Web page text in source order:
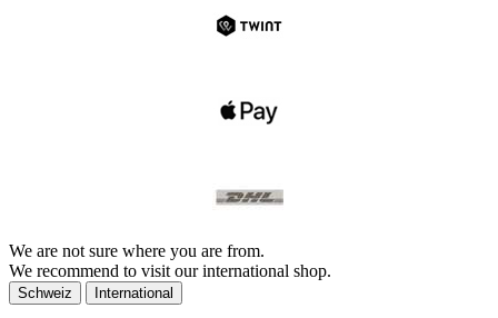
We are not sure where you are from.
We recommend to visit our international shop.
Schweiz International